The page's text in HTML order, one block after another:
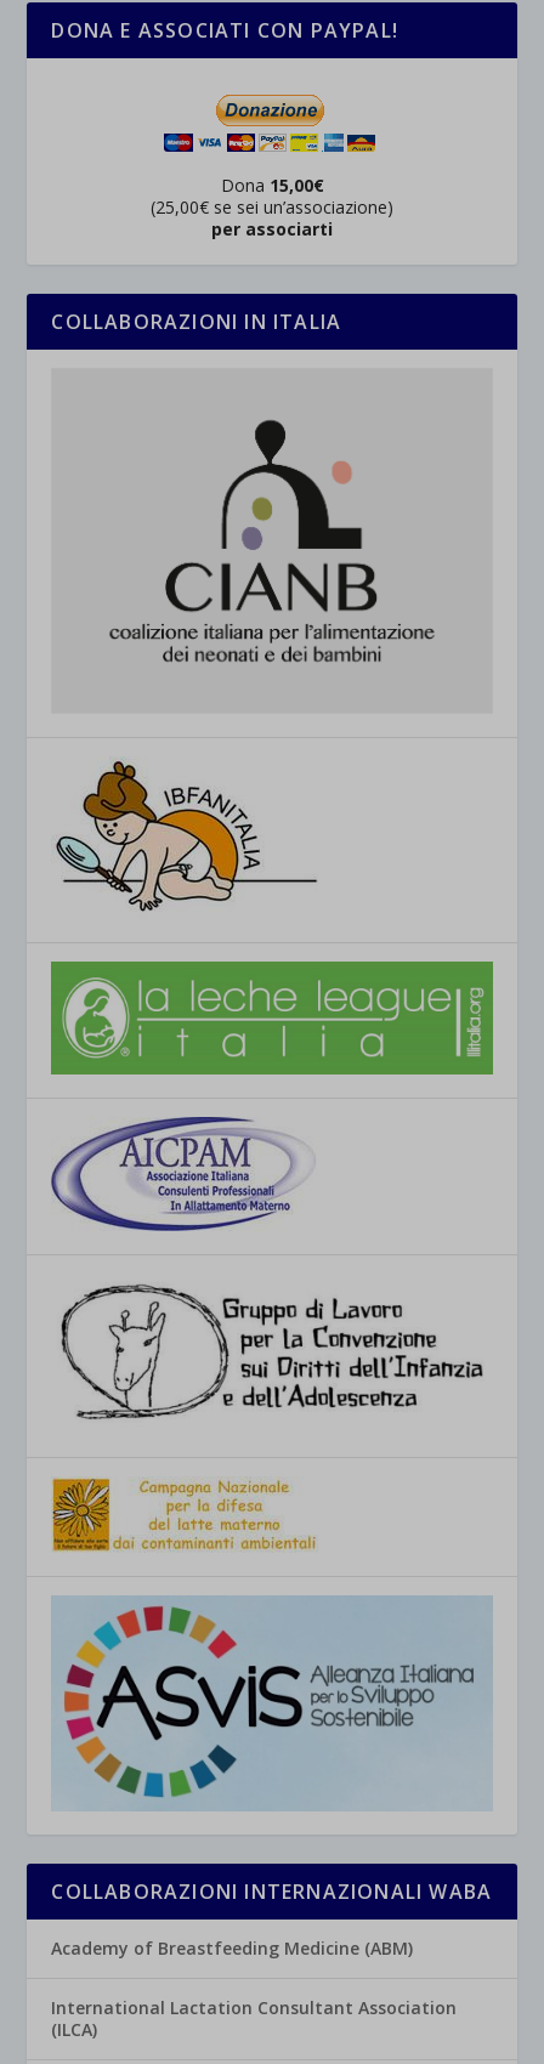
DONA E ASSOCIATI CON PAYPAL!
Dona 15,00€
(25,00€ se sei un’associazione)
per associarti
COLLABORAZIONI IN ITALIA
COLLABORAZIONI INTERNAZIONALI WABA
Academy of Breastfeeding Medicine (ABM)
International Lactation Consultant Association
(ILCA)